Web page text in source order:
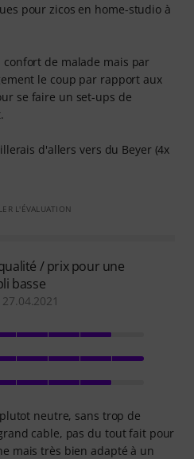
pour zicos en home-studio à
de malade mais par
le coup par rapport aux
se faire un set-ups de
d'allers vers du Beyer (4x
L'ÉVALUATION
/ prix pour une
basse
neutre, sans trop de
cable, pas du tout fait pour
mais très bien adapté à un